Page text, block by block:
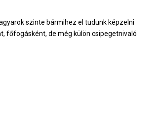
szinte bármihez el tudunk képzelni
főfogásként, de még külön csipegetnivaló